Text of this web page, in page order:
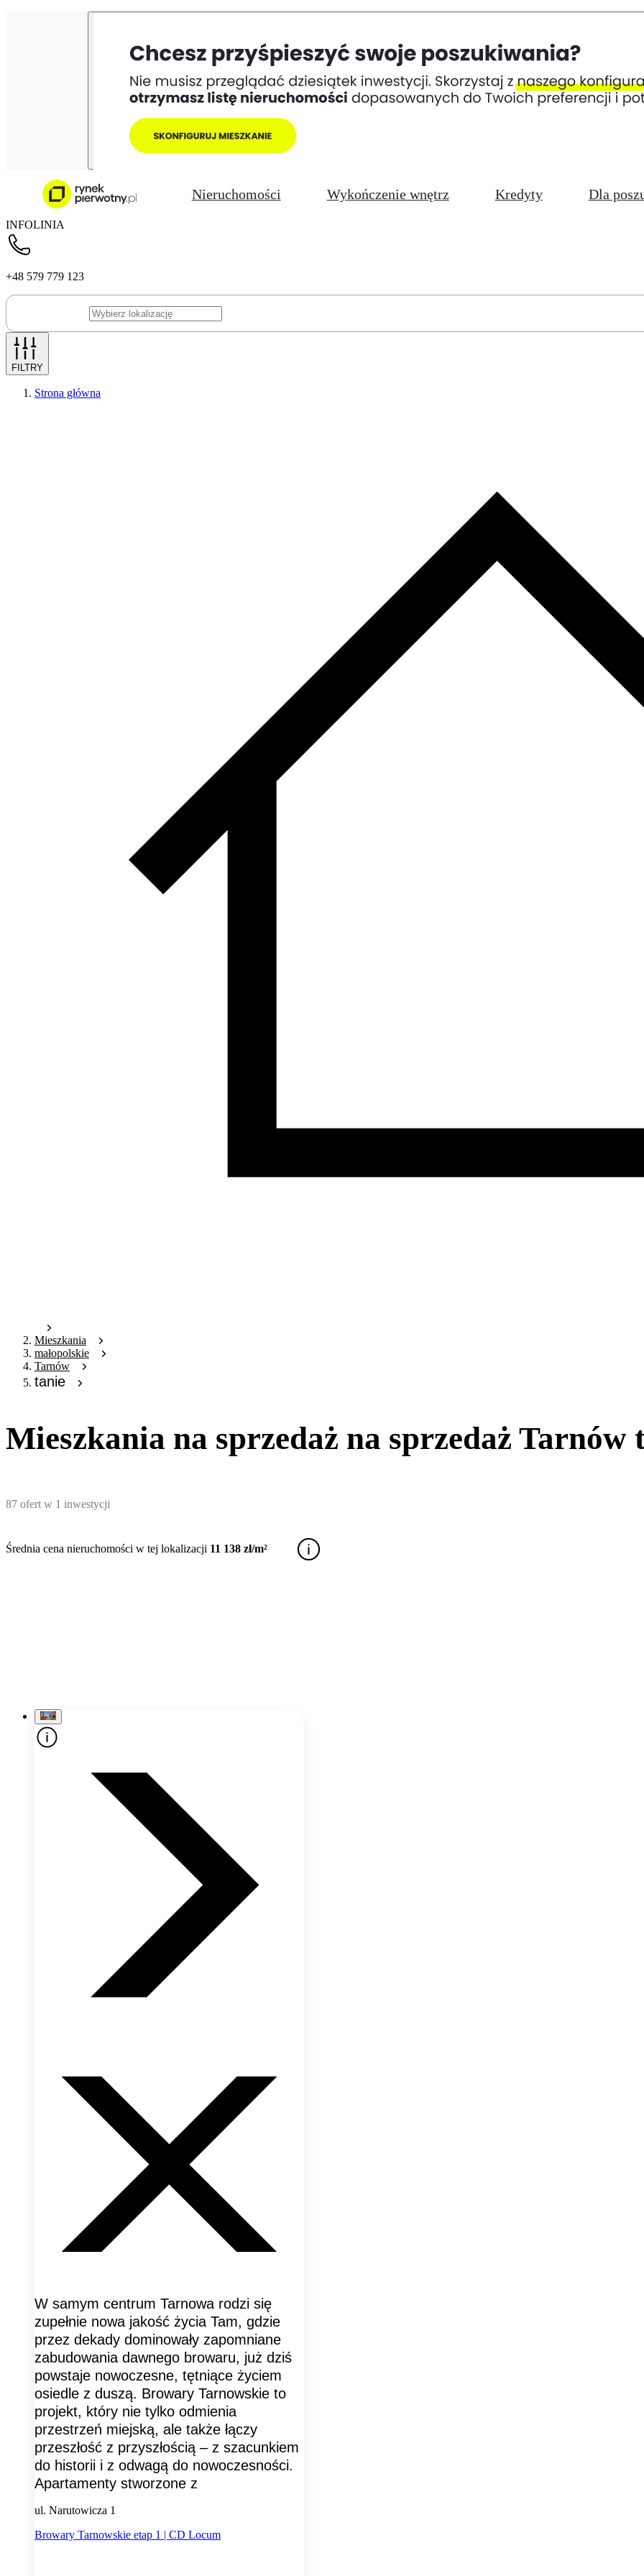
Nieruchomości Wykończenie wnętrz Kredyty Dla
INFOLINIA
+48 579 779 123
FILTRY
Strona główna
Mieszkania
małopolskie
Tarnów
tanie
Mieszkania na sprzedaż na sprzedaż Tarnów
87 ofert w 1 inwestycji
Średnia cena nieruchomości w tej lokalizacji 11 138 zł/m²
W samym centrum Tarnowa rodzi się
zupełnie nowa jakość życia Tam, gdzie
przez dekady dominowały zapomniane
zabudowania dawnego browaru, już dziś
powstaje nowoczesne, tętniące życiem
osiedle z duszą. Browary Tarnowskie to
projekt, który nie tylko odmienia
przestrzeń miejską, ale także łączy
przeszłość z przyszłością – z szacunkiem
do historii i z odwagą do nowoczesności.
Apartamenty stworzone z
ul. Narutowicza 1
Browary Tarnowskie etap 1 | CD Locum